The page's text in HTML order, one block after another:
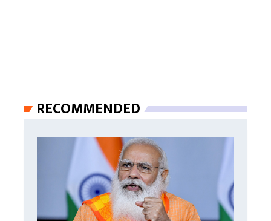
RECOMMENDED